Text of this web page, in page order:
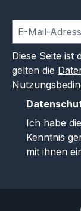
Diese Seite ist
gelten die
Ich habe die
Kenntnis
mit ihnen